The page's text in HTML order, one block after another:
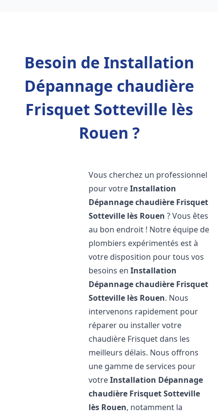
Besoin de Installation
Dépannage chaudière
Frisquet Sotteville lès
Rouen ?
Vous cherchez un professionnel
pour votreInstallation
Dépannage chaudière Frisquet
Sotteville lès Rouen ? Vous êtes
au bon endroit ! Notre équipe de
plombiers expérimentés est à
votre disposition pour tous vos
besoins enInstallation
Dépannage chaudière Frisquet
Sotteville lès Rouen. Nous
intervenons rapidement pour
réparer ou installer votre
chaudière Frisquet dans les
meilleurs délais. Nous offrons
une gamme de services pour
votreInstallation Dépannage
chaudière FrisquetSotteville
lès Rouen, notamment la